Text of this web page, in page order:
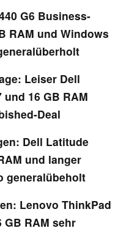
G6 Business-
RAM und Windows
Leiser Dell
16 GB RAM
Deal
Dell Latitude
und langer
generalübeholt
Lenovo ThinkPad
GB RAM sehr